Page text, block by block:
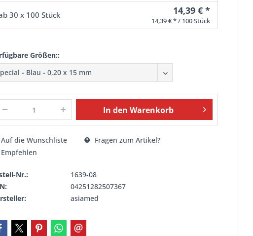
30 x 100 Stück 14,39 € *
14,39 € * / 100 Stück
Größen::
In den Warenkorb
Auf die Wunschliste
Fragen zum Artikel?
Empfehlen
Nr.:
1639-08
04251282507367
asiamed